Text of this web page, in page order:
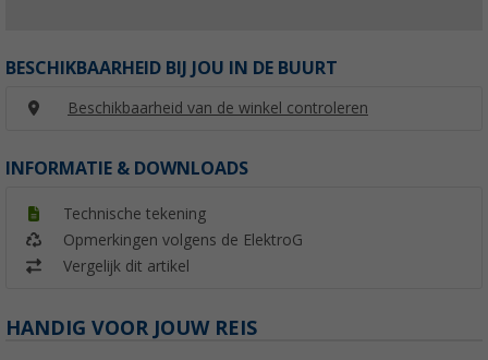
BESCHIKBAARHEID BIJ JOU IN DE BUURT
Beschikbaarheid van de winkel controleren
INFORMATIE & DOWNLOADS
Technische tekening
Opmerkingen volgens de ElektroG
Vergelijk dit artikel
HANDIG VOOR JOUW REIS